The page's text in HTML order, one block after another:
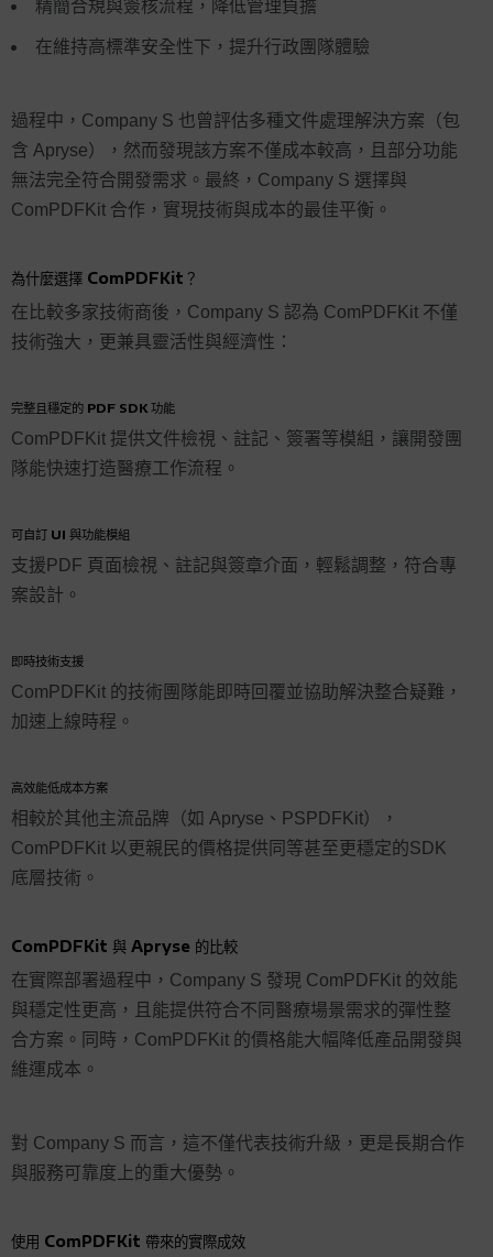
精簡合規與簽核流程，降低管理負擔
在維持高標準安全性下，提升行政團隊體驗
過程中，Company S 也曾評估多種文件處理解決方案（包
含 Apryse），然而發現該方案不僅成本較高，且部分功能
無法完全符合開發需求。最終，Company S 選擇與
ComPDFKit 合作，實現技術與成本的最佳平衡。
為什麼選擇 ComPDFKit？
在比較多家技術商後，Company S 認為 ComPDFKit 不僅
技術強大，更兼具靈活性與經濟性：
完整且穩定的 PDF SDK 功能
ComPDFKit 提供文件檢視、註記、簽署等模組，讓開發團
隊能快速打造醫療工作流程。
可自訂 UI 與功能模組
支援PDF 頁面檢視、註記與簽章介面，輕鬆調整，符合專
案設計。
即時技術支援
ComPDFKit 的技術團隊能即時回覆並協助解決整合疑難，
加速上線時程。
高效能低成本方案
相較於其他主流品牌（如 Apryse、PSPDFKit），
ComPDFKit 以更親民的價格提供同等甚至更穩定的SDK
底層技術。
ComPDFKit 與 Apryse 的比較
在實際部署過程中，Company S 發現 ComPDFKit 的效能
與穩定性更高，且能提供符合不同醫療場景需求的彈性整
合方案。同時，ComPDFKit 的價格能大幅降低產品開發與
維運成本。
對 Company S 而言，這不僅代表技術升級，更是長期合作
與服務可靠度上的重大優勢。
使用 ComPDFKit 帶來的實際成效